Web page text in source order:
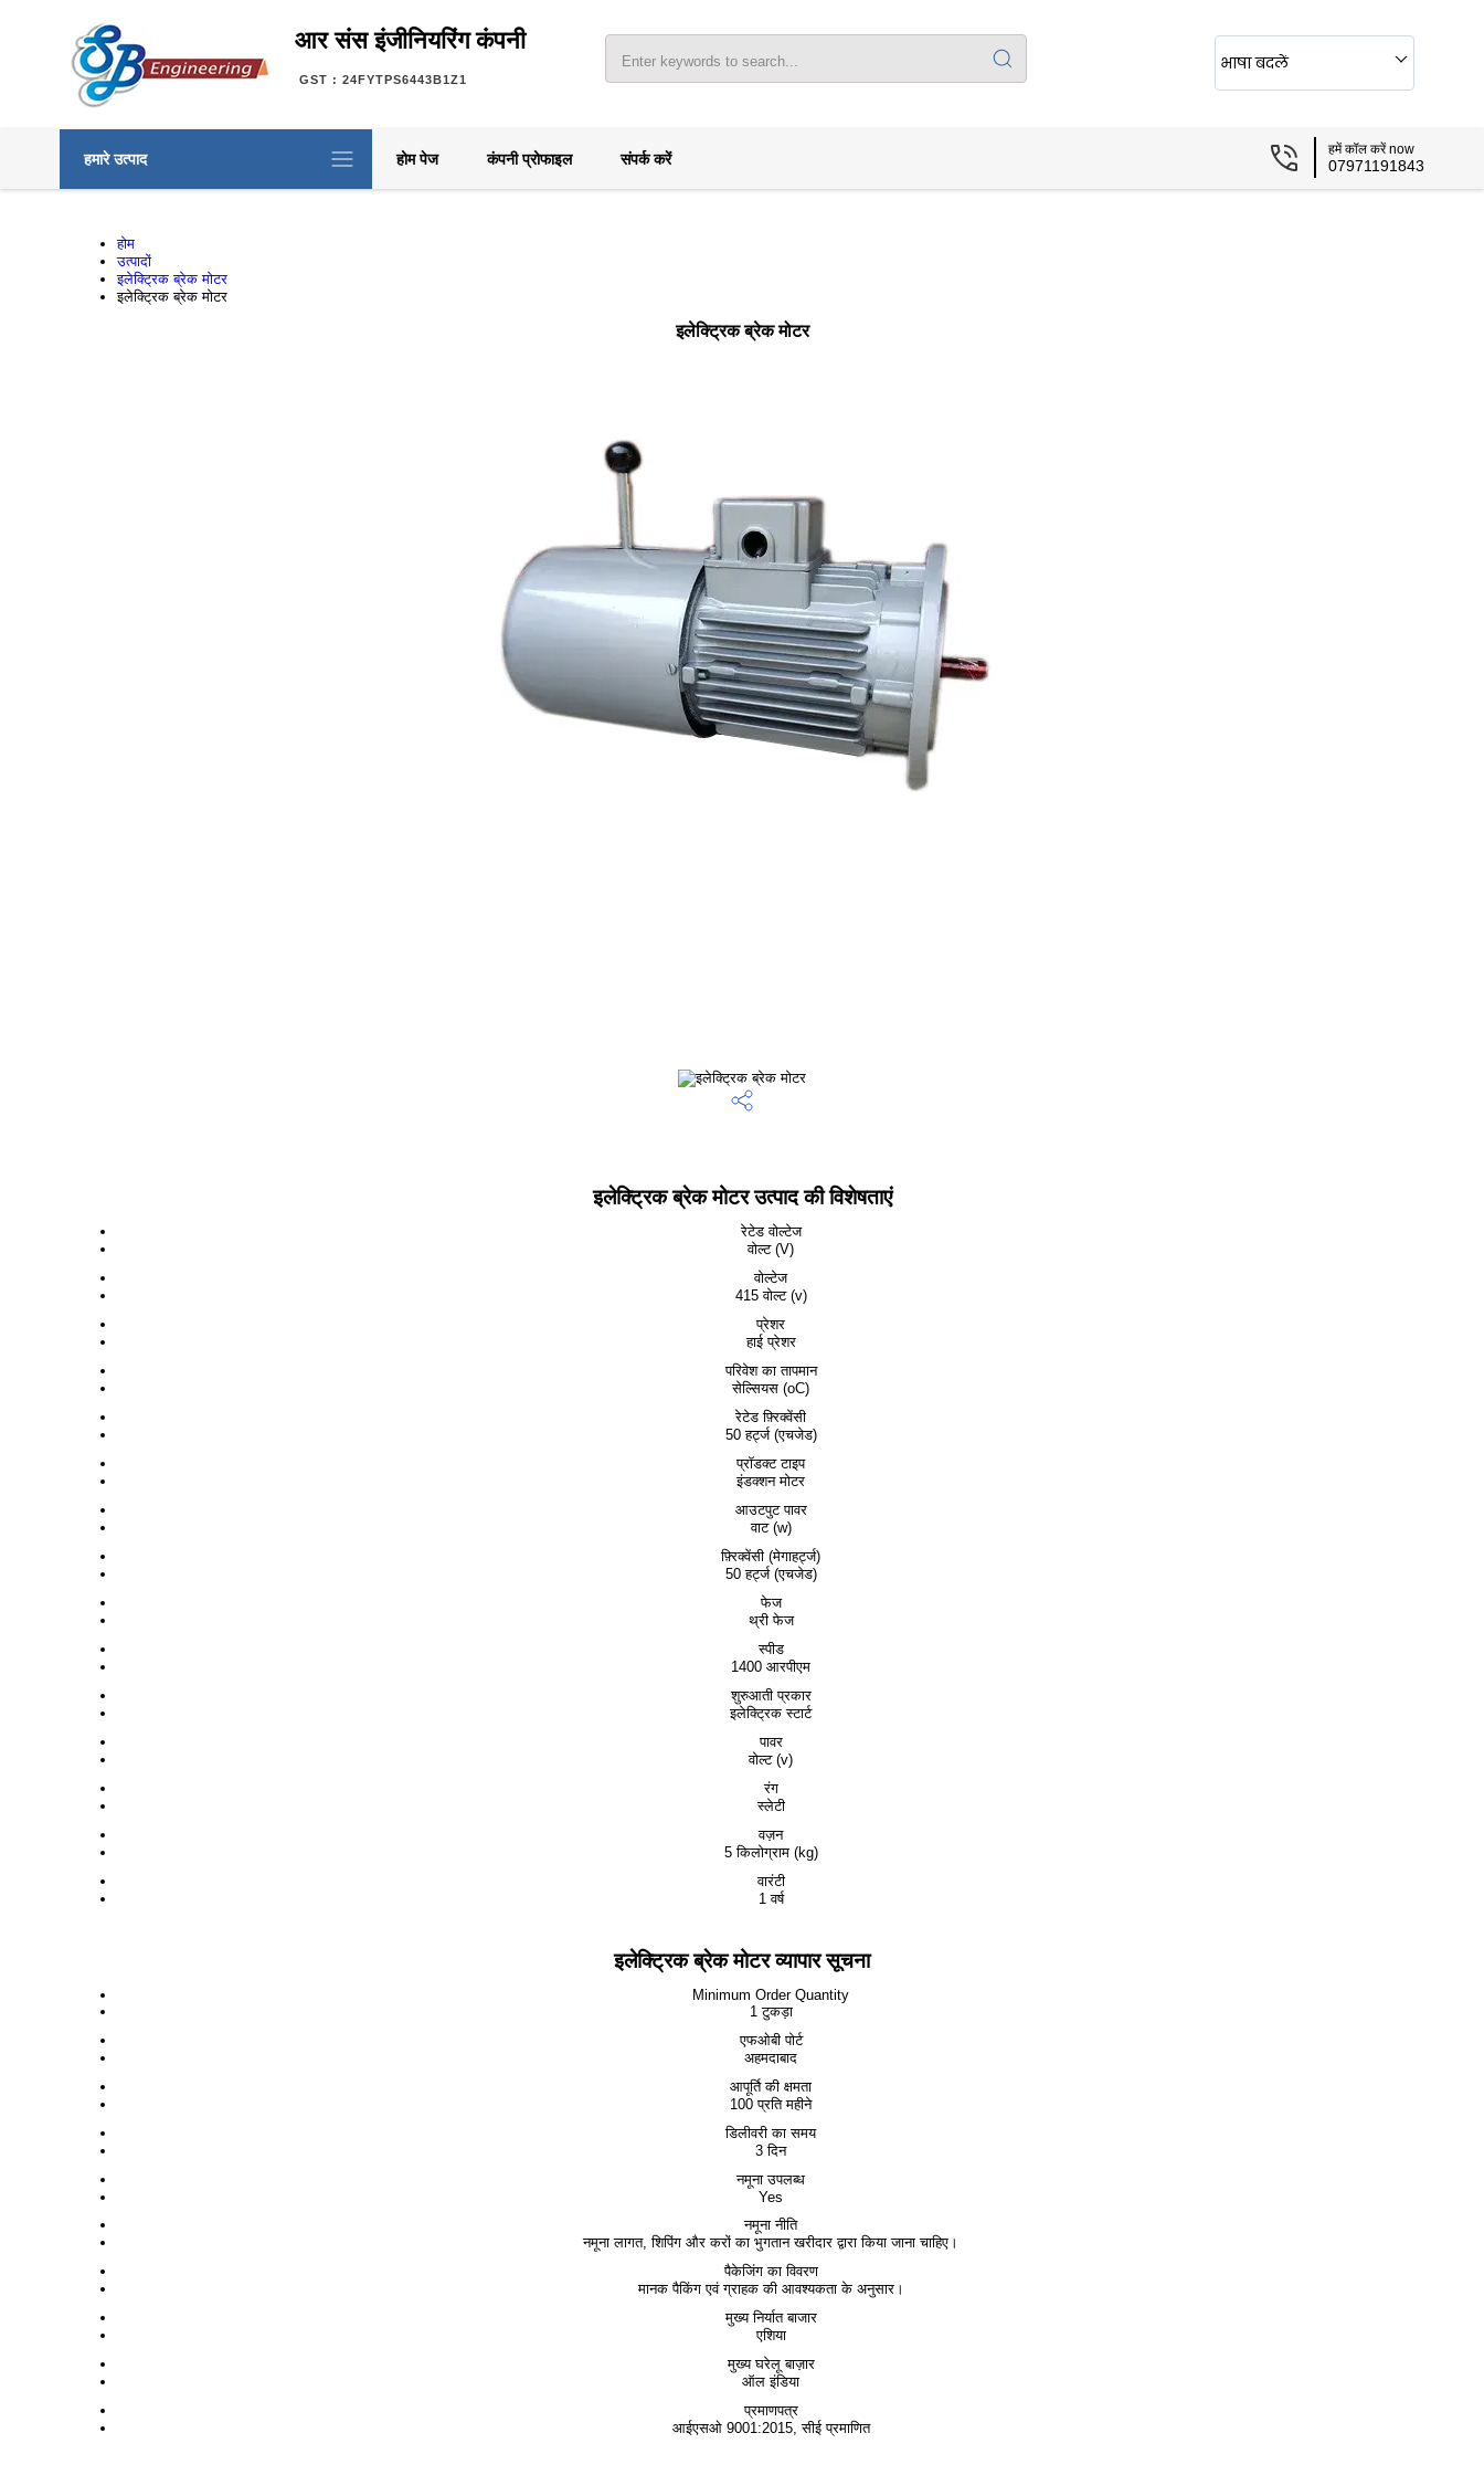
आर संस इंजीनियरिंग कंपनी
GST : 24FYTPS6443B1Z1
भाषा बदलें
हमारे उत्पाद होम पेज कंपनी प्रोफाइल संपर्क करें
हमें कॉल करें now
07971191843
होम
उत्पादों
इलेक्ट्रिक ब्रेक मोटर
इलेक्ट्रिक ब्रेक मोटर
इलेक्ट्रिक ब्रेक मोटर
इलेक्ट्रिक ब्रेक मोटर उत्पाद की विशेषताएं
रेटेड वोल्टेज
वोल्ट (V)
वोल्टेज
415 वोल्ट (v)
प्रेशर
हाई प्रेशर
परिवेश का तापमान
सेल्सियस (oC)
रेटेड फ़्रिक्वेंसी
50 हर्ट्ज (एचजेड)
प्रॉडक्ट टाइप
इंडक्शन मोटर
आउटपुट पावर
वाट (w)
फ़्रिक्वेंसी (मेगाहर्ट्ज)
50 हर्ट्ज (एचजेड)
फेज
थ्री फेज
स्पीड
1400 आरपीएम
शुरुआती प्रकार
इलेक्ट्रिक स्टार्ट
पावर
वोल्ट (v)
रंग
स्लेटी
वज़न
5 किलोग्राम (kg)
वारंटी
1 वर्ष
इलेक्ट्रिक ब्रेक मोटर व्यापार सूचना
Minimum Order Quantity
1 टुकड़ा
एफओबी पोर्ट
अहमदाबाद
आपूर्ति की क्षमता
100 प्रति महीने
डिलीवरी का समय
3 दिन
नमूना उपलब्ध
Yes
नमूना नीति
नमूना लागत, शिपिंग और करों का भुगतान खरीदार द्वारा किया जाना चाहिए।
पैकेजिंग का विवरण
मानक पैकिंग एवं ग्राहक की आवश्यकता के अनुसार।
मुख्य निर्यात बाजार
एशिया
मुख्य घरेलू बाज़ार
ऑल इंडिया
प्रमाणपत्र
आईएसओ 9001:2015, सीई प्रमाणित